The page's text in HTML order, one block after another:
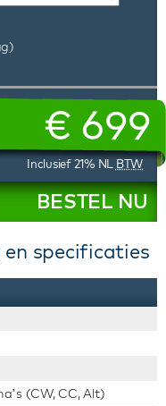
€699
Inclusief 21% NL BTW
BESTEL NU
specificaties
(CW, CC, Alt)